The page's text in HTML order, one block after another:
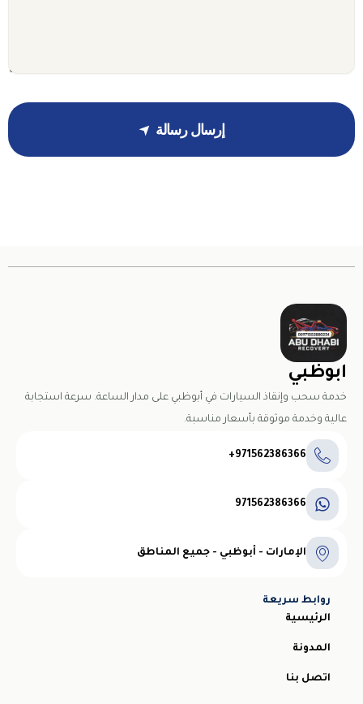
إرسال رسالة
ابوظبي
خدمة سحب وإنقاذ السيارات في أبوظبي على مدار الساعة. سرعة استجابة
عالية وخدمة موثوقة بأسعار مناسبة.
971562386366+
971562386366
الإمارات - أبوظبي - جميع المناطق
روابط سريعة
الرئيسية
المدونة
اتصل بنا